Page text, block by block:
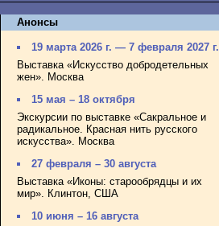
Анонсы
19 марта 2026 г. — 7 февраля 2027 г.
Выставка «Искусство добродетельных
жен». Москва
15 мая – 18 октября
Экскурсии по выставке «Сакральное и
радикальное. Красная нить русского
искусства». Москва
27 февраля – 30 августа
Выставка «Иконы: старообрядцы и их
мир». Клинтон, США
10 июня – 16 августа